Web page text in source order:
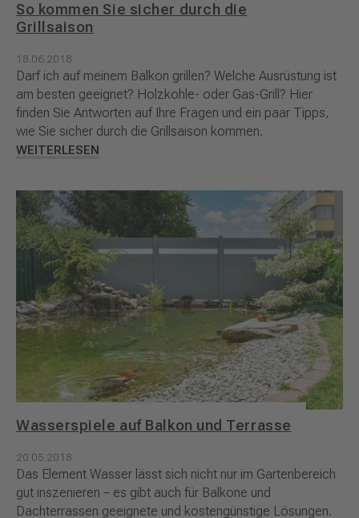
So kommen Sie sicher durch die
Grillsaison
18.06.2018
Darf ich auf meinem Balkon grillen? Welche Ausrüstung ist
am besten geeignet? Holzkohle- oder Gas-Grill? Hier
finden Sie Antworten auf Ihre Fragen und ein paar Tipps,
wie Sie sicher durch die Grillsaison kommen.
WEITERLESEN
Wasserspiele auf Balkon und Terrasse
20.05.2018
Das Element Wasser lässt sich nicht nur im Gartenbereich
gut inszenieren – es gibt auch für Balkone und
Dachterrassen geeignete und kostengünstige Lösungen.